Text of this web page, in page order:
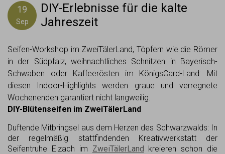
19
Sep
DIY-Erlebnisse für die kalte
Jahreszeit
Seifen-Workshop im ZweiTälerLand, Töpfern wie die Römer
in der Südpfalz, weihnachtliches Schnitzen in Bayerisch-
Schwaben oder Kaffeerösten im KönigsCard-Land: Mit
diesen Indoor-Highlights werden graue und verregnete
Wochenenden garantiert nicht langweilig.
DIY-Blütenseifen im ZweiTälerLand
Duftende Mitbringsel aus dem Herzen des Schwarzwalds: In
der regelmäßig stattfindenden Kreativwerkstatt der
Seifentruhe Elzach im ZweiTälerLand kreieren schon die